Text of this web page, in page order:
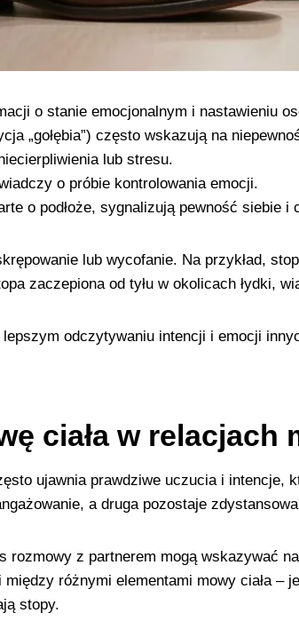
o stanie emocjonalnym i nastawieniu
„gołębia”) często wskazują na
lub stresu.
o próbie kontrolowania emocji.
o podłoże, sygnalizują pewność siebie i
lub wycofanie. Na przykład,
zaczepiona od tyłu w okolicach łydki,
odczytywaniu intencji i emocji
ciała w relacjach
ujawnia prawdziwe uczucia i intencje,
a druga pozostaje
rozmowy z partnerem mogą wskazywać
różnymi elementami mowy ciała –
stopy.